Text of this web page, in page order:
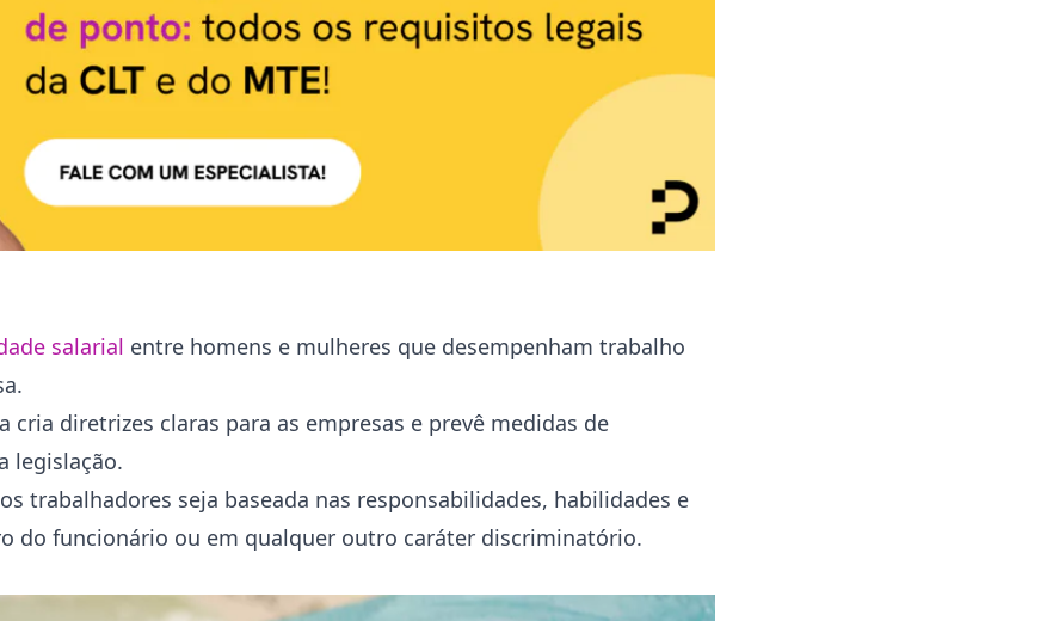
salarial entre homens e mulheres que desempenham trabalho
diretrizes claras para as empresas e prevê medidas de
legislação.
trabalhadores seja baseada nas responsabilidades, habilidades e
do funcionário ou em qualquer outro caráter discriminatório.